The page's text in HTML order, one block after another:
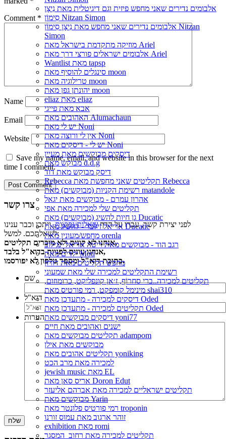
אלבומים נדירים שאני מחפש פיזית וגם דיגיטלית מאת נִיצָן
סִימוֹן Nitzan Simon
אלבומים נדירים שאני מחפש מאת נִיצָן סִימוֹן Nitzan
Simon
מוזיקה מתקדמת בישראל מאת Ariel
אלבומים ישראלים פורצי דרך מאת Ariel
Wantlist מאת tapsp
סינגלים להוסיף מאת moon
טרילוגיה מאת moon
יהונתן גפן מאת moon
eliaz מאת eliaz
אבא מאת פייגי
האהובים מאת Alumachaun
יש לי מאת Noni
אין לי ורוצה מאת Noni
יש לי - דיסקים מאת Noni
דיסקים מבוקשים מאת מעיין
מבוקש מאת d.d.g
דיסק מבוקש מאת דוד
Rebecca תקליטים שאני מחפשת מאת Rebecca
רשימת הקניות (מבוקשים) מאת matandole
אהרון עמרם - מבוקשים מאת יגאל
תקליטים שלי למכירה מאת אפי
גן חיות להשיג (מבוקשים) מאת Ducatic
אריאל זילבר - להשיג מאת Ducatic
מחפש/מעונין מאת orenla
רגב הוד - מבוקשים מאת ריטה אריאל ינגילוב
ילדים מאת Moti
מחפש תקליטים מאת דורון
רשימת התקליטים למכירה שלי מאת שמעוני
תקליטים למכירה..ברי סחרוֹף, ז׳אן קונפליקט, כרומוזום,
מינימל קומפקט, רמי פורטיס מאת shai310
דיסקים למכירה - מתעדכן מאת Oded
תקליטים למכירה - מתעדכן מאת Oded
דיסקים מבוקשים מאת yoni77
ישנים ואהובים מאת חיים
תקליטים מבוקשים מאת adampom
מבוקשים מאת אילן
תקליטים אהובים מאת yoniking
למכירה מאת מרב הכט
jewish music מאת EL
אריס סאן מאת Doron Edut
תקליטים ישראליים למכירה מאת אברהם אליעזר
מבוקשים מאת Yarin
רמי פורטיס פלונטר מאת troponin
זוהר ארגוב מאת עמוס זורנו
exhibition מאת romi
תקליטים למכירה מאת רחוב_המסגר
Comment *
Name
Email
Website
Save my name, email, and website in this browser for the next
time I comment.
צרו קשר
לפני יצירת קשר, עברו על הדףשאלות נפוצות, ייתכן וכבר ענינו
לשאלתכם. למשל:
אנחנו לא קונים ולא מוכרים תקליטים,
אנחנו עונים לפניות בדוא"ל בלבד,
כתובת דוא"ל ומספר טלפון לא יפורסמו.
שם
דוא"ל
הערות